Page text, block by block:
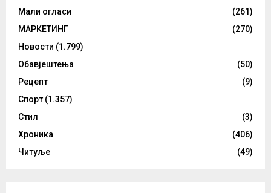
Мали огласи
(261)
МАРКЕТИНГ
(270)
Новости (1.799)
Обавјештења
(50)
Рецепт
(9)
Спорт (1.357)
Стил
(3)
Хроника
(406)
Читуље
(49)